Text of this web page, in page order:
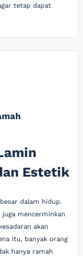
tetap dapat
Estetik
dalam hidup.
mencerminkan
akan
itu, banyak orang
hanya ramah